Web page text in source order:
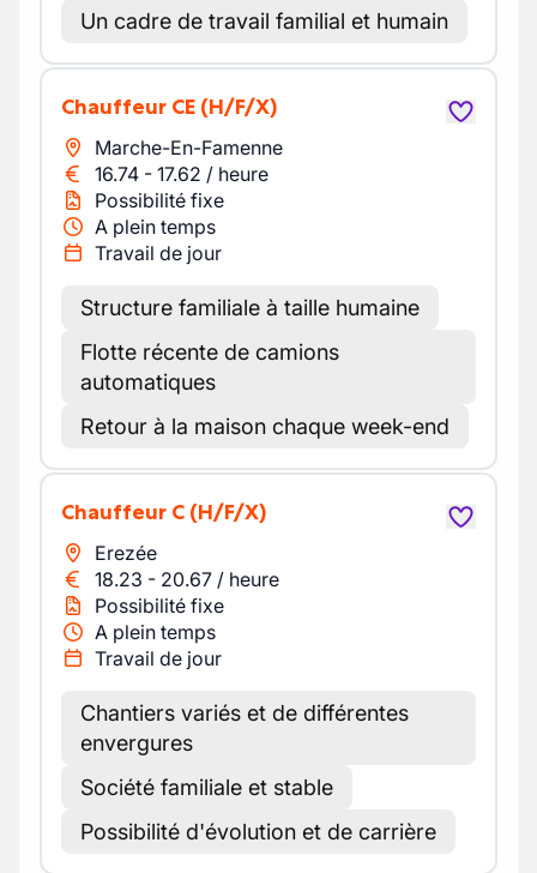
Un cadre de travail familial et humain
Chauffeur CE (H/F/X)
Marche-En-Famenne
16.74 - 17.62 / heure
Possibilité fixe
A plein temps
Travail de jour
Structure familiale à taille humaine
Flotte récente de camions
automatiques
Retour à la maison chaque week-end
Chauffeur C (H/F/X)
Erezée
18.23 - 20.67 / heure
Possibilité fixe
A plein temps
Travail de jour
Chantiers variés et de différentes
envergures
Société familiale et stable
Possibilité d'évolution et de carrière